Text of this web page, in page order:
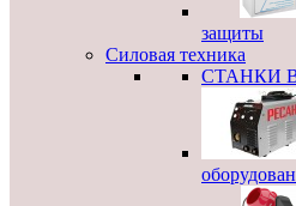
защиты
Силовая техника
СТАНКИ